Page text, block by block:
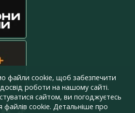
файли cookie, щоб забезпечити
роботи на нашому сайті.
сайтом, ви погоджуєтесь
файлів cookie. Детальніше про